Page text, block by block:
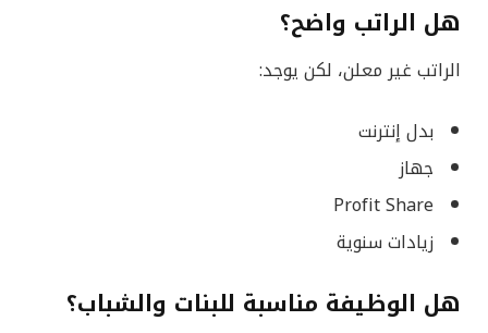
هل الراتب واضح؟
الراتب غير معلن، لكن يوجد:
بدل إنترنت
جهاز
Profit Share
زيادات سنوية
هل الوظيفة مناسبة للبنات والشباب؟